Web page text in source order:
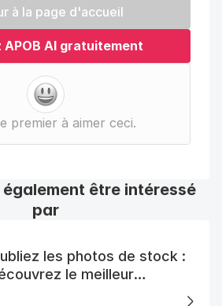
à la page d'accueil
APOB AI gratuitement
premier à aimer ceci.
être intéressé
par
les photos de stock :
le meilleur